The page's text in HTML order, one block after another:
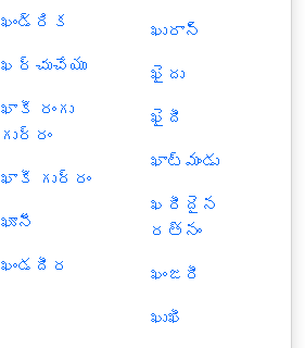
ఖండ్రిక
ఖర్చుచేయు
ఖాకీ రంగు
గుర్రం
ఖాకీ గుర్రం
ఖూనీ
ఖండదీర
ఖురాన్
ఖైదు
ఖైదీ
ఖాట్మండు
ఖరీదైన
రత్నం
ఖంజరీ
ఖుఖీ